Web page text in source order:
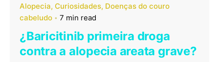
Alopecia Curiosidades Doenças do couro
cabeludo
7 min read
¿Baricitinib primeira droga
contra a alopecia areata grave?